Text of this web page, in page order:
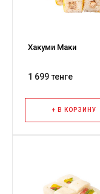
Хакуми Маки
1 699 тенге
+ В КОРЗИНУ